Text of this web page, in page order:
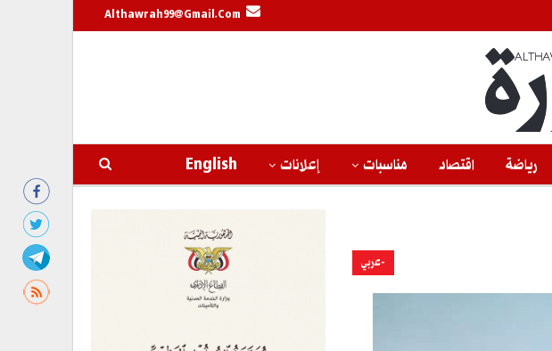
Althawrah99@gmail.com
رياضة اقتصاد مناسبات إعلانات English
-عربي